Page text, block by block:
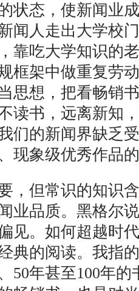
态，使新闻业成
闻人走出大学校
靠吃大学知识的
框架中做重复劳
思想，把看畅销
读书，远离新知
们的新闻界缺乏
现象级优秀作品
但常识的知识含
业品质。黑格尔
见。如何超越时
典的阅读。我指
50年甚至100年